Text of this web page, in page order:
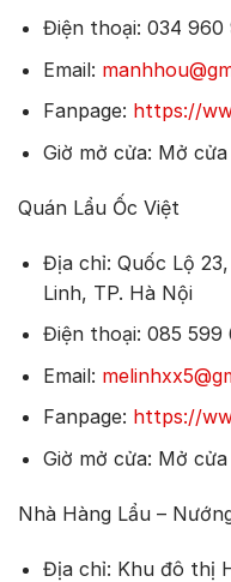
Điện thoại: 034 960
Email:
Fanpage: https://
Giờ mở cửa: Mở
Quán Lẩu Ốc Việt
Địa chỉ: Quốc Lộ
Linh, TP. Hà Nội
Điện thoại: 085 599
Email:
Fanpage: https://
Giờ mở cửa: Mở
Nhà Hàng Lẩu –
Địa chỉ: Khu đô thị